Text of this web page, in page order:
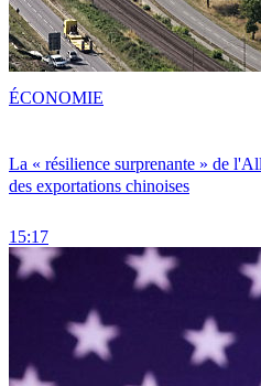
La « résilience surprenante » de
des exportations chinoises
15:17
ÉCONOMIE